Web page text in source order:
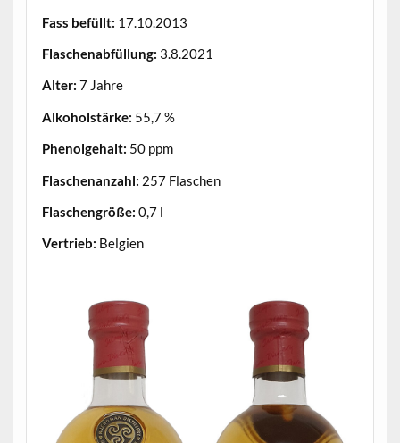
Fass befüllt: 17.10.2013
Flaschenabfüllung: 3.8.2021
Alter: 7 Jahre
Alkoholstärke: 55,7 %
Phenolgehalt: 50 ppm
Flaschenanzahl: 257 Flaschen
Flaschengröße: 0,7 l
Vertrieb: Belgien